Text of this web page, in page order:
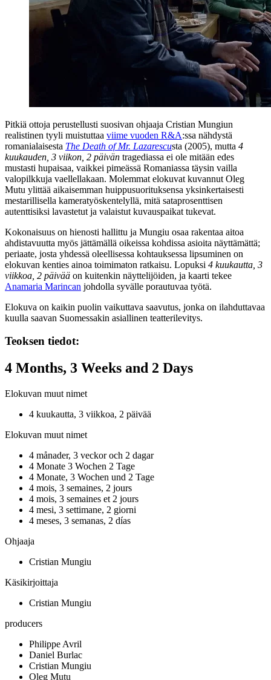
Pitkiä ottoja perustellusti suosivan ohjaaja Cristian Mungiun
realistinen tyyli muistuttaa viime vuoden R&A:ssa nähdystä
romanialaisesta The Death of Mr. Lazarescusta (2005), mutta 4
kuukauden, 3 viikon, 2 päivän tragediassa ei ole mitään edes
mustasti hupaisaa, vaikkei pimeässä Romaniassa täysin vailla
valopilkkuja vaellellakaan. Molemmat elokuvat kuvannut Oleg
Mutu ylittää aikaisemman huippusuorituksensa yksinkertaisesti
mestarillisella kameratyöskentelyllä, mitä sataprosenttisen
autenttisiksi lavastetut ja valaistut kuvauspaikat tukevat.
Kokonaisuus on hienosti hallittu ja Mungiu osaa rakentaa aitoa
ahdistavuutta myös jättämällä oikeissa kohdissa asioita näyttämättä;
periaate, josta yhdessä oleellisessa kohtauksessa lipsuminen on
elokuvan kenties ainoa toimimaton ratkaisu. Lopuksi 4 kuukautta, 3
viikkoa, 2 päivää on kuitenkin näyttelijöiden, ja kaarti tekee
Anamaria Marincan johdolla syvälle porautuvaa työtä.
Elokuva on kaikin puolin vaikuttava saavutus, jonka on ilahduttavaa
kuulla saavan Suomessakin asiallinen teatterilevitys.
Teoksen tiedot:
4 Months, 3 Weeks and 2 Days
Elokuvan muut nimet
4 kuukautta, 3 viikkoa, 2 päivää
Elokuvan muut nimet
4 månader, 3 veckor och 2 dagar
4 Monate 3 Wochen 2 Tage
4 Monate, 3 Wochen und 2 Tage
4 mois, 3 semaines, 2 jours
4 mois, 3 semaines et 2 jours
4 mesi, 3 settimane, 2 giorni
4 meses, 3 semanas, 2 días
Ohjaaja
Cristian Mungiu
Käsikirjoittaja
Cristian Mungiu
producers
Philippe Avril
Daniel Burlac
Cristian Mungiu
Oleg Mutu